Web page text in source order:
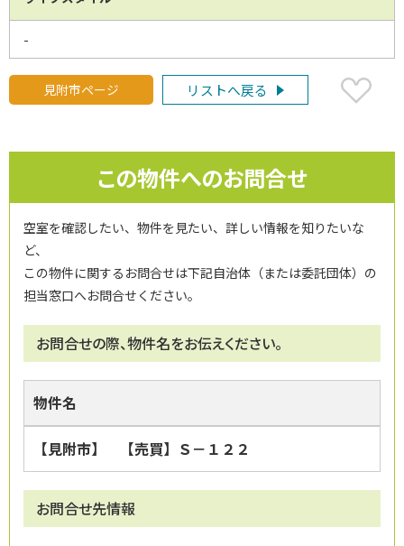
-
見附市ページ リストへ戻る
この物件へのお問合せ
空室を確認したい、物件を見たい、詳しい情報を知りたいな
ど、
この物件に関するお問合せは下記自治体（または委託団体）の
担当窓口へお問合せください。
お問合せの際、物件名をお伝えください。
物件名
【見附市】 【売買】Ｓ－１２２
お問合せ先情報